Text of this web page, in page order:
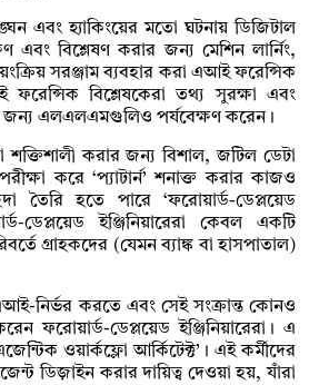
এবং হ্যাকিংয়ের মতো ঘটনায় ডিজিটাল
এবং বিশ্লেষণ করার জন্য মেশিন লার্নিং,
সরঞ্জাম ব্যবহার করা এআই ফরেন্সিক
বিশ্লেষকেরা তথ্য সুরক্ষা এবং
এলএলএমগুলিও পর্যবেক্ষণ করেন।
শক্তিশালী করার জন্য বিশাল, জটিল ডেটা
করে ‘প্যাটার্ন’ শনাক্ত করার কাজও
তৈরি হতে পারে ‘ফরোয়ার্ড-ডেপ্লয়েড
ডেপ্লয়েড ইঞ্জিনিয়ারেরা কেবল একটি
গ্রাহকদের (যেমন ব্যাঙ্ক বা হাসপাতাল)
নির্ভর করতে এবং সেই সংক্রান্ত কোনও
ফরোয়ার্ড-ডেপ্লয়েড ইঞ্জিনিয়ারেরা। এ
ওয়ার্কফ্লো আর্কিটেক্ট’। এই কর্মীদের
ডিজ়াইন করার দায়িত্ব দেওয়া হয়, যাঁরা